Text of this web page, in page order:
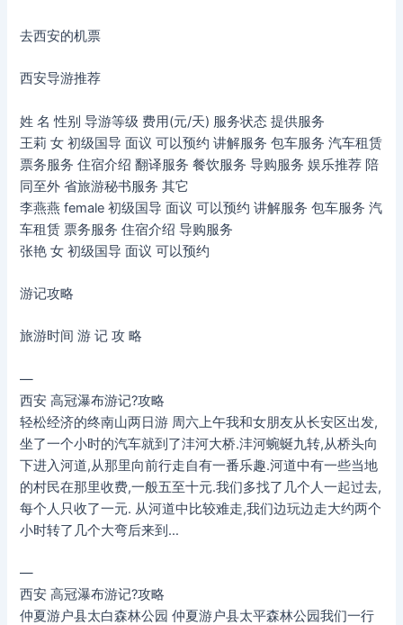
去西安的机票
西安导游推荐
姓 名 性别 导游等级 费用(元/天) 服务状态 提供服务
王莉 女 初级国导 面议 可以预约 讲解服务 包车服务 汽车租赁
票务服务 住宿介绍 翻译服务 餐饮服务 导购服务 娱乐推荐 陪
同至外 省旅游秘书服务 其它
李燕燕 female 初级国导 面议 可以预约 讲解服务 包车服务 汽
车租赁 票务服务 住宿介绍 导购服务
张艳 女 初级国导 面议 可以预约
游记攻略
旅游时间 游 记 攻 略
—
西安 高冠瀑布游记?攻略
轻松经济的终南山两日游 周六上午我和女朋友从长安区出发,
坐了一个小时的汽车就到了沣河大桥.沣河蜿蜒九转,从桥头向
下进入河道,从那里向前行走自有一番乐趣.河道中有一些当地
的村民在那里收费,一般五至十元.我们多找了几个人一起过去,
每个人只收了一元. 从河道中比较难走,我们边玩边走大约两个
小时转了几个大弯后来到…
—
西安 高冠瀑布游记?攻略
仲夏游户县太白森林公园 仲夏游户县太平森林公园我们一行